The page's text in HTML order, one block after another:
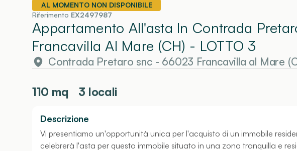
AL MOMENTO NON DISPONIBILE
Riferimento EX2497987
Appartamento All'asta In Contrada
Francavilla Al Mare (CH) - LOTTO 3
Contrada Pretaro snc - 66023 Francavilla al Mare
110 mq 3 locali
Descrizione
Vi presentiamo un'opportunità unica per l'acquisto di un immobile
celebrerà l'asta per questo immobile situato in una zona tranquilla e